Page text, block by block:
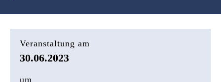
Veranstaltung am
30.06.2023
um